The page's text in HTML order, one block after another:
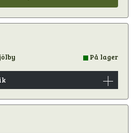
På lager